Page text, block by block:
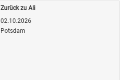
Zurück zu Ali
02.10.2026
Potsdam